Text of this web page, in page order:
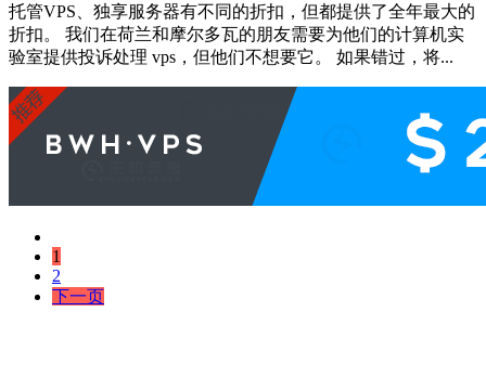
托管VPS、独享服务器有不同的折扣，但都提供了全年最大的
折扣。 我们在荷兰和摩尔多瓦的朋友需要为他们的计算机实
验室提供投诉处理 vps，但他们不想要它。 如果错过，将...
1
2
下一页